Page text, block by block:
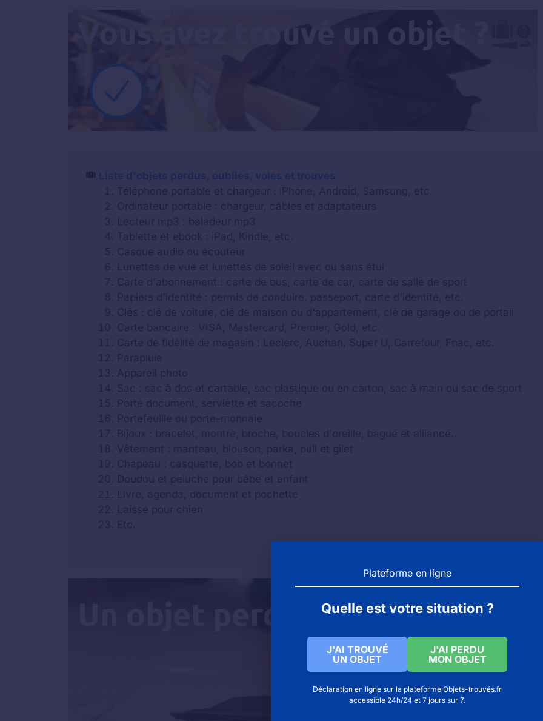
Liste d'objets perdus, oubliés, volés et trouvés
Téléphone portable et chargeur : iPhone, Android, Samsung, etc.
Ordinateur portable : chargeur, câbles et adaptateurs
Lecteur mp3 : baladeur mp3
Tablette et ebook : iPad, Kindle, etc.
Casque audio ou écouteur
Lunettes de vue et lunettes de soleil avec ou sans étui
Carte d'abonnement : carte de bus, carte de car, carte de salle de sport
Papiers d'identité : permis de conduire, passeport, carte d'identité, etc.
Clés : clé de voiture, clé de maison ou d'appartement, clé de garage ou de portail
Carte bancaire : VISA, Mastercard, Premier, Gold, etc.
Carte de fidélité de magasin : Leclerc, Auchan, Super U, Carrefour, Fnac, etc.
Parapluie
Appareil photo
Sac : sac à dos et cartable, sac plastique ou en carton, sac à main ou sac de sport
Porte document, serviette et sacoche
Portefeuille ou porte-monnaie
Bijoux : bracelet, montre, broche, boucles d'oreille, bague et alliance..
Vêtement : manteau, blouson, parka, pull et gilet
Chapeau : casquette, bob et bonnet
Doudou et peluche pour bébé et enfant
Livre, agenda, document et pochette
Laisse pour chien
Etc.
Plateforme en ligne
Quelle est votre situation ?
J'AI TROUVÉ
UN OBJET
J'AI PERDU
MON OBJET
Déclaration en ligne sur la plateforme Objets-trouvés.fr
accessible 24h/24 et 7 jours sur 7.